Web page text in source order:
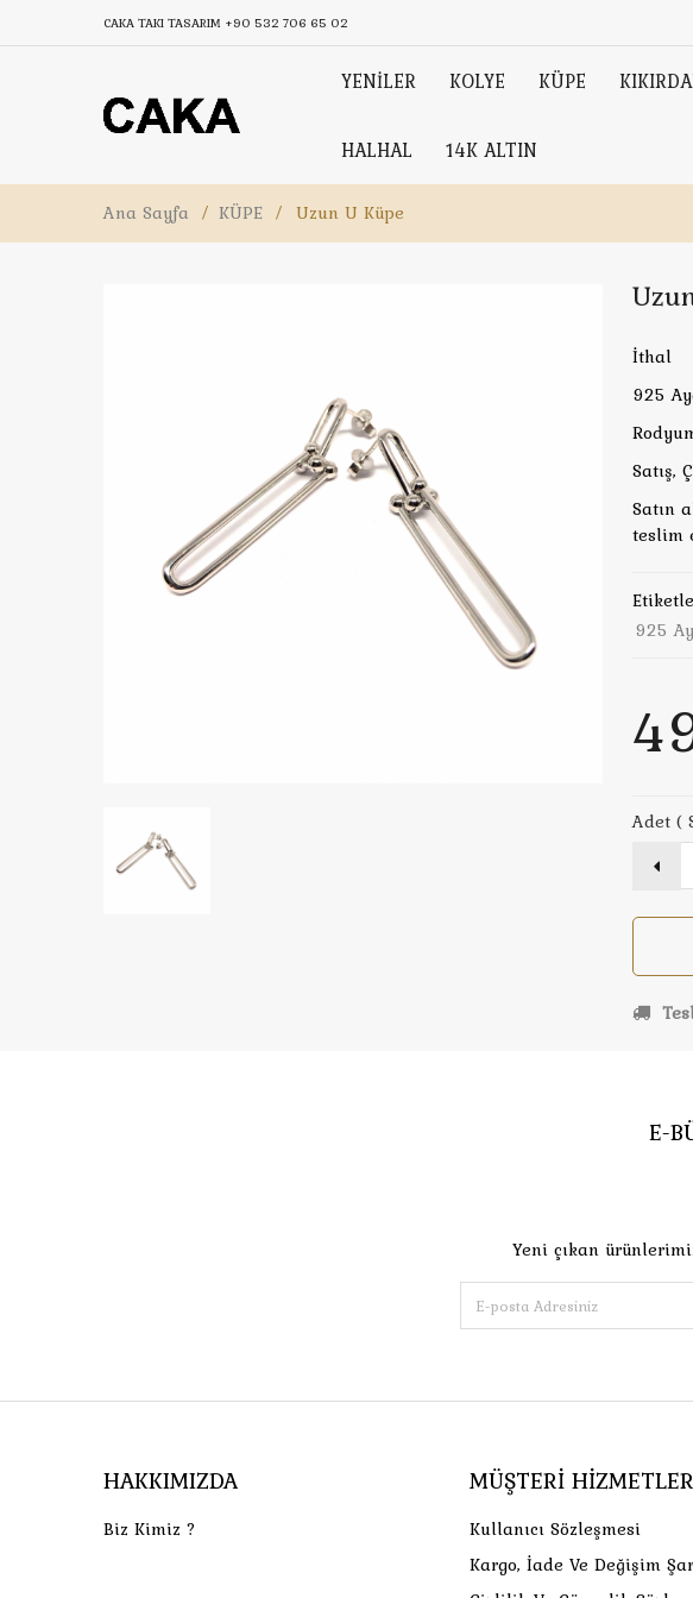
CAKA TAKI TASARIM +90 532 706 65 02
YENİLER KOLYE KÜPE
HALHAL 14K ALTIN
Ana Sayfa / KÜPE / Uzun U Küpe
İthal
925
Satış,
Satın
teslim
925
Adet (
E-
Yeni çıkan
HAKKIMIZDA
Biz Kimiz ?
MÜŞTERI
Kullanıcı Sözleşmesi
Kargo, İade Ve Değişim